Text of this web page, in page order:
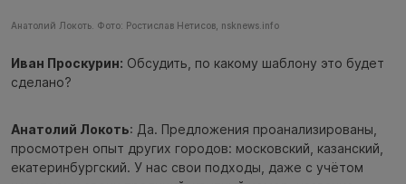
Анатолий Локоть. Фото: Ростислав Нетисов, nsknews.info
Иван Проскурин: Обсудить, по какому шаблону это будет
сделано?
Анатолий Локоть: Да. Предложения проанализированы,
просмотрен опыт других городов: московский, казанский,
екатеринбургский. У нас свои подходы, даже с учётом